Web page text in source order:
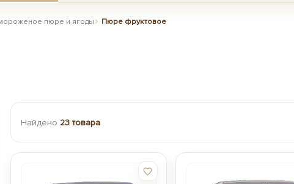
пюре и ягоды Пюре фруктовое
Найдено 23 товара